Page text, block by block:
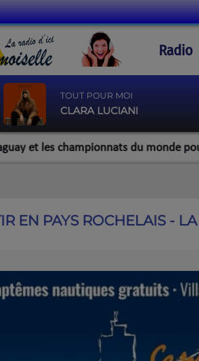
Radio
TOUT POUR MOI
CLARA LUCIANI
du monde pour l'équipe
EN PAYS ROCHELAIS -